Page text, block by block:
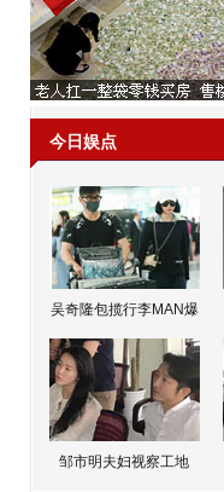
今日娱点
吴奇隆包揽行李MAN爆
邹市明夫妇视察工地